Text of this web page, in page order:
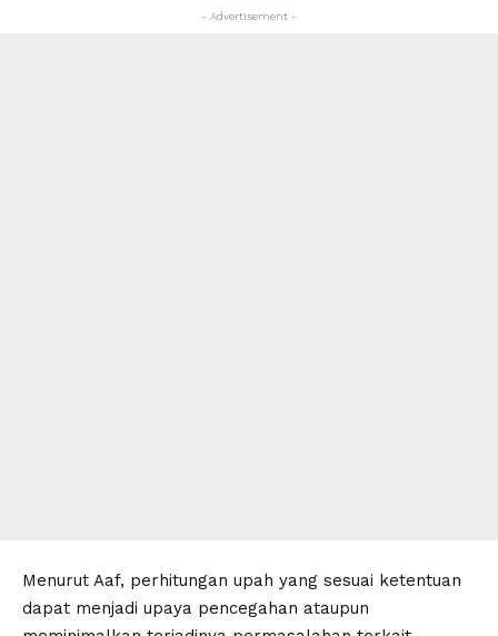
- Advertisement -
Menurut Aaf, perhitungan upah yang sesuai ketentuan
dapat menjadi upaya pencegahan ataupun